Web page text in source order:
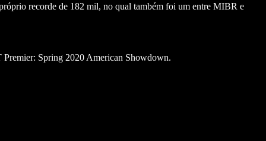
recorde de 182 mil, no qual também foi um entre MIBR e
Premier: Spring 2020 American Showdown.